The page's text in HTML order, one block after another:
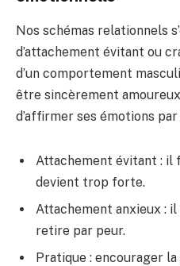
Nos schémas relationnels
d’attachement évitant ou
d’un comportement
être sincèrement
d’affirmer ses émotions par
Attachement évitant : il
devient trop forte.
Attachement anxieux :
retire par peur.
Pratique : encourager